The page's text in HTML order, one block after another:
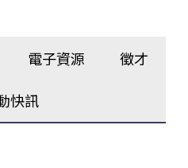
電子資源 徵才
快訊